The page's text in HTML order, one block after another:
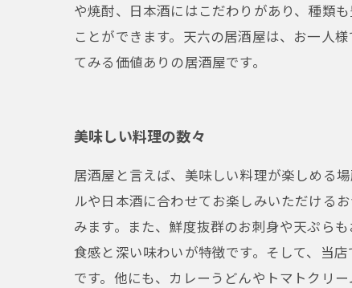
や焼酎、日本酒にはこだわりがあり、種類
ことができます。天六の居酒屋は、お一人
てみる価値ありの居酒屋です。
美味しい料理の数々
居酒屋と言えば、美味しい料理が楽しめる
ルや日本酒に合わせてお楽しみいただける
みます。また、鮮度抜群のお刺身や天ぷら
食感と深い味わいが特徴です。そして、当
です。他にも、カレーうどんやトマトクリ